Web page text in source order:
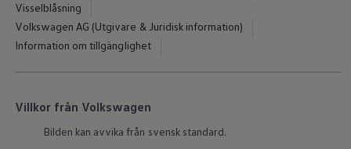
Tiguan eHybrid
Tayron eHybrid
Laddning och räckvidd
Laddning för din elbil
Karta över laddstationer
Plug & Charge
Visselblåsning
Volkswagen AG (Utgivare & Juridisk information)
Information om tillgänglighet
Villkor från Volkswagen
Bilden kan avvika från svensk standard.